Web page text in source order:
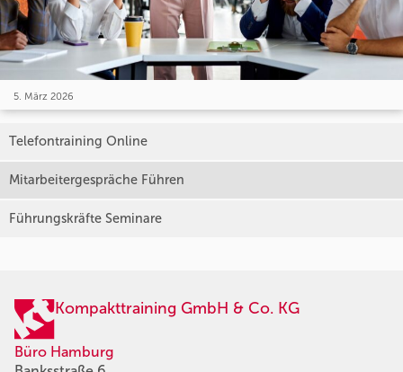
5. März 2026
Telefontraining Online
Mitarbeitergespräche Führen
Führungskräfte Seminare
Kompakttraining GmbH & Co. KG
Büro Hamburg